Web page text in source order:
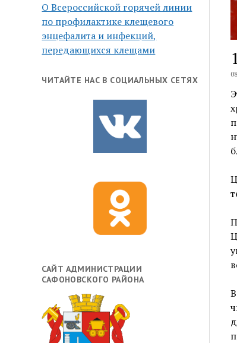
О Всероссийской горячей линии
по профилактике клещевого
энцефалита и инфекций,
передающихся клещами
ЧИТАЙТЕ НАС В СОЦИАЛЬНЫХ СЕТЯХ
САЙТ АДМИНИСТРАЦИИ
САФОНОВСКОГО РАЙОНА